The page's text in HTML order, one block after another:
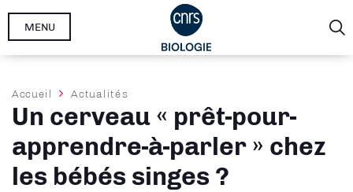
Aller
MENU
Fil
d'Ariane
Accueil Actualités
Un cerveau « prêt-pour-
apprendre-à-parler » chez
les bébés singes ?